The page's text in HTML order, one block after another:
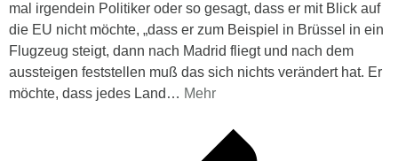
mal irgendein Politiker oder so gesagt, dass er mit Blick auf
die EU nicht möchte, „dass er zum Beispiel in Brüssel in ein
Flugzeug steigt, dann nach Madrid fliegt und nach dem
aussteigen feststellen muß das sich nichts verändert hat. Er
möchte, dass jedes Land … Mehr